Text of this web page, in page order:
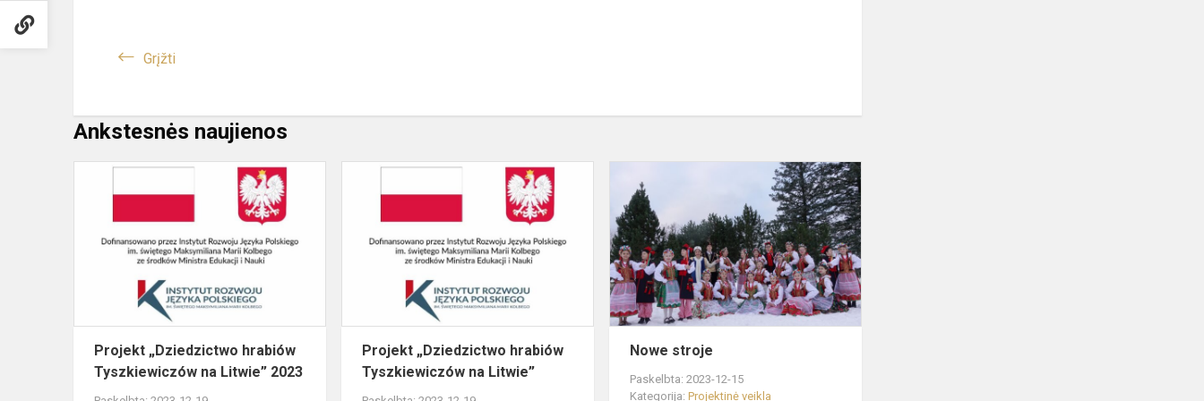
Grįžti
Ankstesnės naujienos
„Dziedzictwo
Tyszkiewiczów
Projekt „Dziedzictwo hrabiów
Tyszkiewiczów na Litwie” 2023
„Dziedzictwo
hrabiów
Tyszkiewiczów
Litwie”
Projekt „Dziedzictwo hrabiów
Tyszkiewiczów na Litwie”
Nowe
stroje
Nowe stroje
Paskelbta: 2023-12-15
Kategorija:Projektinė veikla